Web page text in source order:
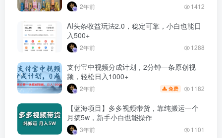
2年前 1412
AI头条收益玩法2.0，稳定可靠，小白也能日
入500+
2年前 1288
支付宝中视频分成计划，2分钟一条原创视
频，轻松日入1000+
2年前 免费 1182
【蓝海项目】多多视频带货，靠纯搬运一个
月搞5w，新手小白也能操作
3年前 1101